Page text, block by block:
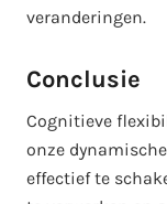
veranderingen.
Conclusie
Cognitieve
onze
effectief te